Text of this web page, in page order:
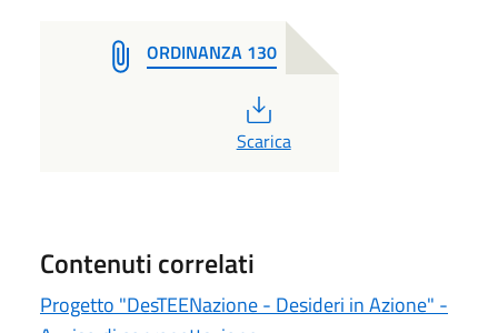
ORDINANZA 130
Scarica
Contenuti correlati
Progetto "DesTEENazione - Desideri in Azione" -